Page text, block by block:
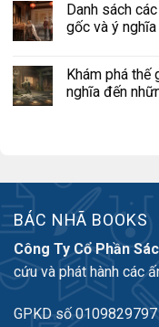
Danh sách
gốc và ý nghĩa
Khám phá thế
nghĩa đến
BÁC NHÃ BOOKS
Công Ty Cổ Phần
cứu và phát hành các
GPKD số